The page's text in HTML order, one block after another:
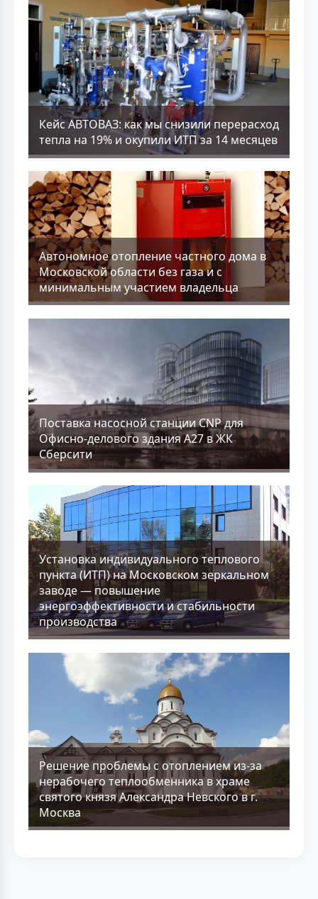
Кейс АВТОВАЗ: как мы снизили перерасход
тепла на 19% и окупили ИТП за 14 месяцев
Aвтономное отопление частного дома в
Московской области без газа и с
минимальным участием владельца
Поставка насосной станции CNP для
Офисно-делового здания А27 в ЖК
Сберсити
Установка индивидуального теплового
пункта (ИТП) на Московском зеркальном
заводе — повышение
энергоэффективности и стабильности
производства
Решение проблемы с отоплением из-за
нерабочего теплообменника в храме
святого князя Александра Невского в г.
Москва